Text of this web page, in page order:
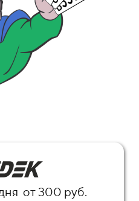
от 300 руб.